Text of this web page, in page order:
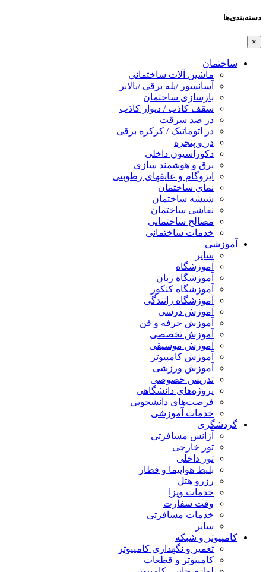
دسته‌بندی‌ها
×
ساختمان
ماشین آلات ساختمانی
آسانسور /پله برقی /بالابر
بازسازی ساختمان
سقف کاذب / دیوار کاذب
در ضد سرقت
در اتوماتیک / کرکره برقی
در و پنجره
دکوراسیون داخلی
برق و هوشمند سازی
ایزوگام و عایقهای رطوبتی
نمای ساختمان
شیشه ساختمان
نقاشی ساختمان
مصالح ساختمانی
خدمات ساختمانی
آموزشی
سایر
آموزشگاه
آموزشگاه زبان
آموزشگاه کنکور
آموزشگاه رانندگی
آموزش درسی
آموزش حرفه و فن
آموزش تخصصی
آموزش موسیقی
آموزش کامپیوتر
آموزش ورزشی
تدریس خصوصی
پروژه‌های دانشگاهی
فرصت‌های دانشجویی
خدمات آموزشی
گردشگری
آژانس مسافرتی
تور خارجی
تور داخلی
بلیط هواپیما و قطار
رزرو هتل
خدمات ویزا
وقت سفارت
خدمات مسافرتی
سایر
کامپیوتر و شبکه
تعمیر و نگهداری کامپیوتر
کامپیوتر و قطعات